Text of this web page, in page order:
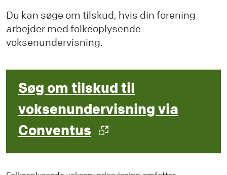
Du kan søge om tilskud, hvis din forening
arbejder med folkeoplysende
voksenundervisning.
Søg om tilskud til
voksenundervisning via
Conventus